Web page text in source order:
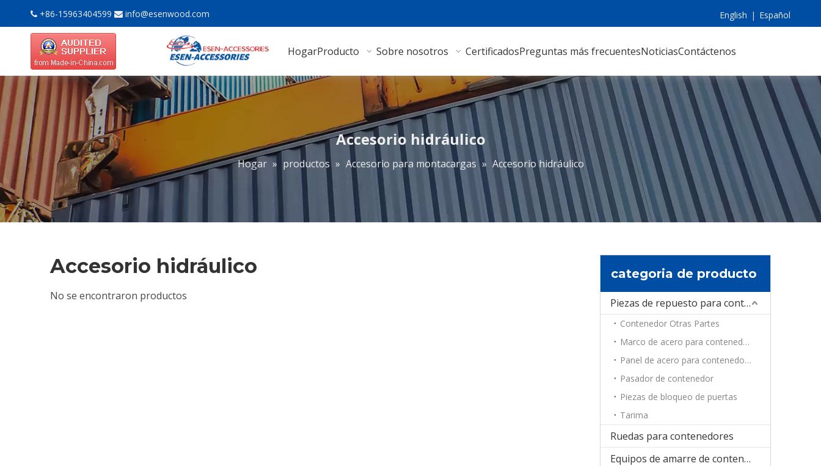
 +86-15963404599  info@esenwood.com English | Español
HogarProducto Sobre nosotros CertificadosPreguntas más frecuentesNoticiasContáctenos
Accesorio hidráulico
Hogar » productos » Accesorio para montacargas » Accesorio hidráulico
Accesorio hidráulico
No se encontraron productos
categoria de producto
Piezas de repuesto para contenedores
Contenedor Otras Partes
Marco de acero para contenedores
Panel de acero para contenedores
Pasador de contenedor
Piezas de bloqueo de puertas
Tarima
Ruedas para contenedores
Equipos de amarre de contenedores